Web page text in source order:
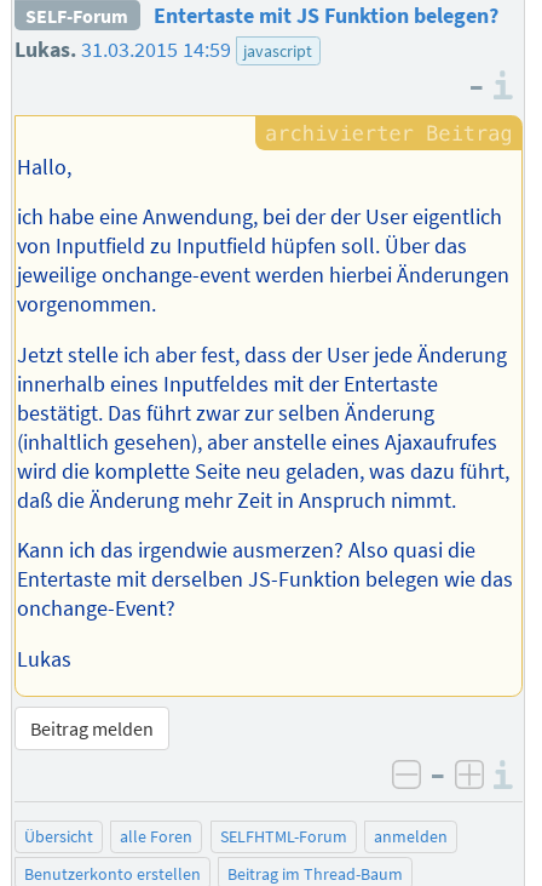
SELF-Forum
Entertaste mit JS Funktion belegen?
Lukas.31.03.2015 14:59 javascript
–
Hallo,
ich habe eine Anwendung, bei der der User eigentlich
von Inputfield zu Inputfield hüpfen soll. Über das
jeweilige onchange-event werden hierbei Änderungen
vorgenommen.
Jetzt stelle ich aber fest, dass der User jede Änderung
innerhalb eines Inputfeldes mit der Entertaste
bestätigt. Das führt zwar zur selben Änderung
(inhaltlich gesehen), aber anstelle eines Ajaxaufrufes
wird die komplette Seite neu geladen, was dazu führt,
daß die Änderung mehr Zeit in Anspruch nimmt.
Kann ich das irgendwie ausmerzen? Also quasi die
Entertaste mit derselben JS-Funktion belegen wie das
onchange-Event?
Lukas
Beitrag melden
negativ
–
Übersicht alle Foren SELFHTML-Forum
anmelden
Benutzerkonto erstellen
Beitrag im Thread-Baum